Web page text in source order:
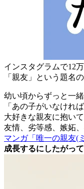
インスタグラムで12
「親友」という題名
幼い頃からずっと一
「あの子がいなけれ
大好きな親友に抱い
友情、劣等感、嫉妬
マンガ「唯一の親友(
成長するにしたがっ